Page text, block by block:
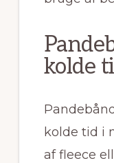
kolde
kolde tid i
af fleece